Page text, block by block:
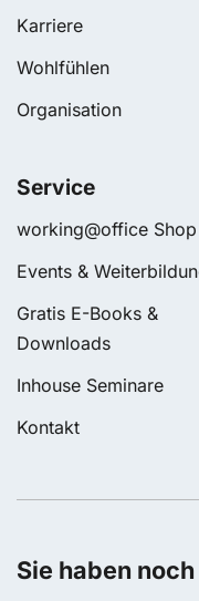
Karriere
Wohlfühlen
Organisation
Service
working@office Shop
Events &
Gratis E-Books &
Downloads
Inhouse Seminare
Kontakt
Sie haben